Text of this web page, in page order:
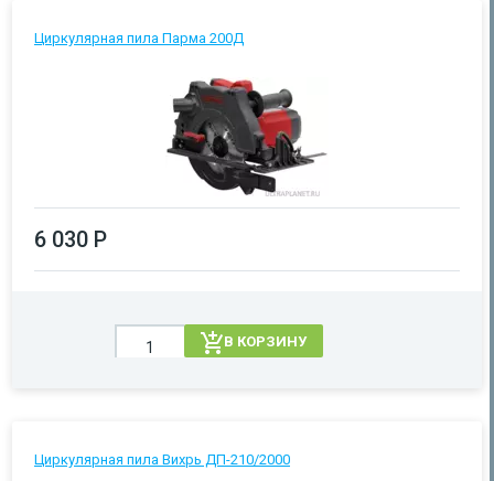
Циркулярная пила Парма 200Д
6 030 Р
В КОРЗИНУ
Циркулярная пила Вихрь ДП-210/2000